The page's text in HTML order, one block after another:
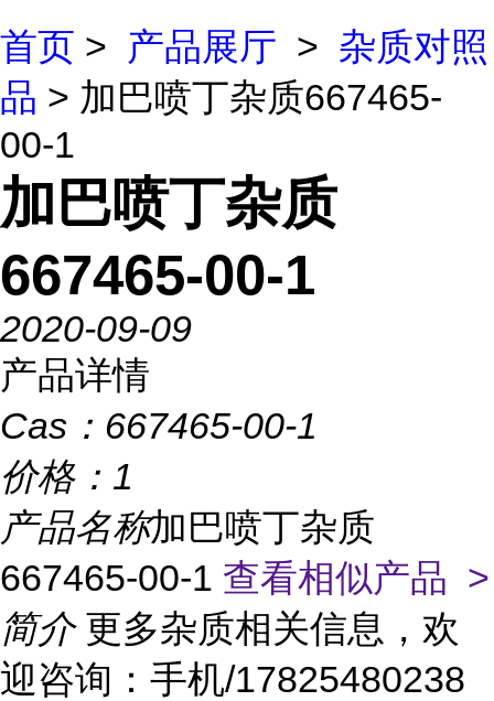
首页 > 产品展厅 > 杂质对照
品 > 加巴喷丁杂质667465-
00-1
加巴喷丁杂质
667465-00-1
2020-09-09
产品详情
Cas： 667465-00-1
价格： 1
产品名称加巴喷丁杂质
667465-00-1 查看相似产品 >
简介 更多杂质相关信息，欢
迎咨询：手机/17825480238